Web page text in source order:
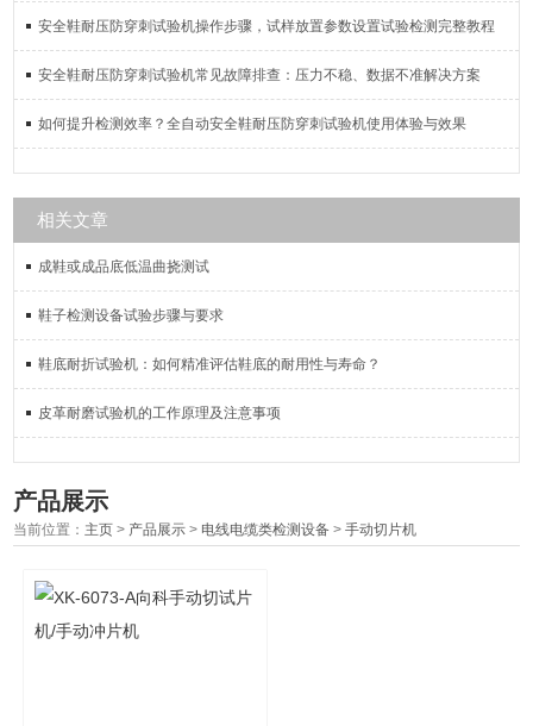
安全鞋耐压防穿刺试验机操作步骤，试样放置参数设置试验检测完整教程
安全鞋耐压防穿刺试验机常见故障排查：压力不稳、数据不准解决方案
如何提升检测效率？全自动安全鞋耐压防穿刺试验机使用体验与效果
相关文章
成鞋或成品底低温曲挠测试
鞋子检测设备试验步骤与要求
鞋底耐折试验机：如何精准评估鞋底的耐用性与寿命？
皮革耐磨试验机的工作原理及注意事项
产品展示
当前位置： 主页 > 产品展示 > 电线电缆类检测设备 >手动切片机